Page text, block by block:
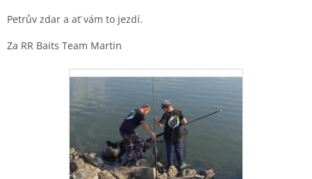
Petrův zdar a ať vám to jezdí.
Za RR Baits Team Martin